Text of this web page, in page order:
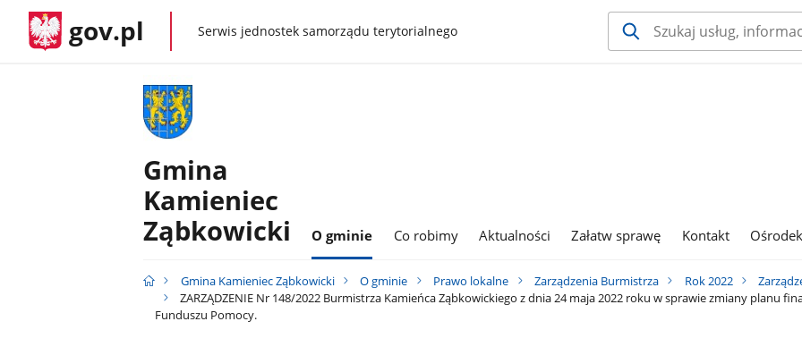
gov.pl gov.plSerwis jednostek samorządu terytorialnego
Gmina
Kamieniec
Ząbkowicki
O gminie Co robimy Aktualności Załatw sprawę Kontakt
Gmina Kamieniec Ząbkowicki O gminie Prawo lokalne Zarządzenia Burmistrza Rok 2022
ZARZĄDZENIE Nr 148/2022 Burmistrza Kamieńca Ząbkowickiego z dnia 24 maja 2022 roku w sprawie zmiany planu
Funduszu Pomocy.